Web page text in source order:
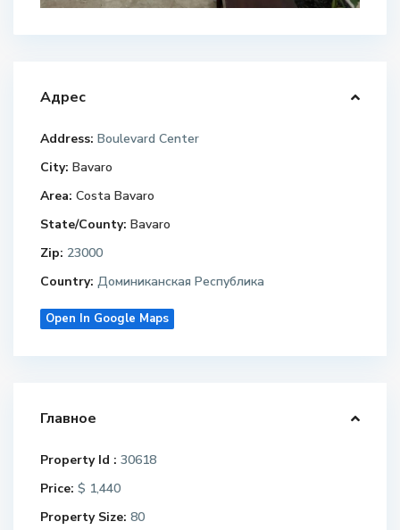
Адрес
Address: Boulevard Center
City: Bavaro
Area: Costa Bavaro
State/County: Bavaro
Zip: 23000
Country: Доминиканская Республика
Open In Google Maps
Главное
Property Id : 30618
Price: $ 1,440
Property Size: 80